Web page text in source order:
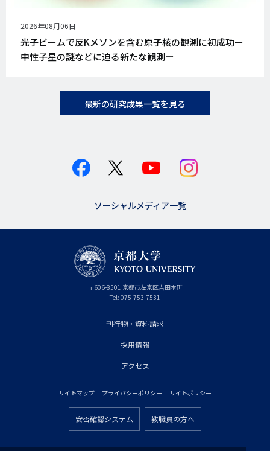
公
開
日
2026年08月06日
光子ビームで反Kメソンを含む原子核の観測に初成功ー
中性子星の謎などに迫る新たな観測ー
最新の研究成果一覧を見る
ソーシャルメディア一覧
〒606-8501 京
都
府
京都市左京区吉田本町
Tel: 075-753-7531
刊行物・資料請求
採用情報
アクセス
タ
サイトマップ プライバシーポリシー サイトポリシー
ッ
安否確認システム 教職員の方へ